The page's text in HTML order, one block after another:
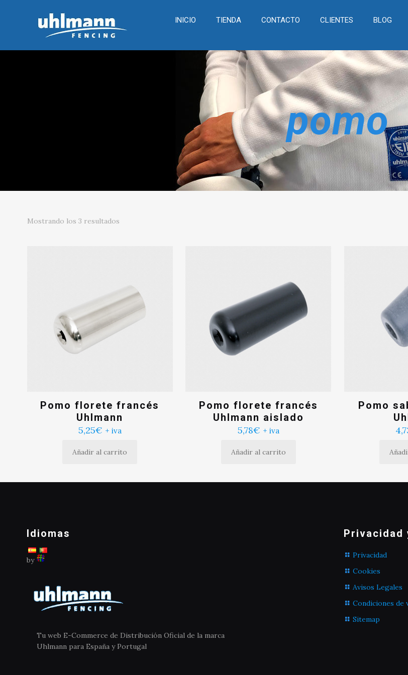
INICIO TIENDA CONTACTO CLIENTES BLOG
pomo
Mostrando los 3 resultados
Pomo florete francés
Uhlmann
5,25€ + iva
Añadir al carrito
Pomo florete francés
Uhlmann aislado
5,78€ + iva
Añadir al carrito
Pomo
Idiomas
by
Tu web E-Commerce de Distribución Oficial de la marca
Uhlmann para España y Portugal
Privacidad
Privacidad
Cookies
Avisos Legales
Condiciones de
Sitemap